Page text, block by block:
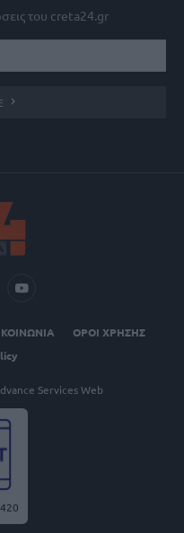
του creta24.gr
ΟΡΟΙ ΧΡΗΣΗΣ
Services Web